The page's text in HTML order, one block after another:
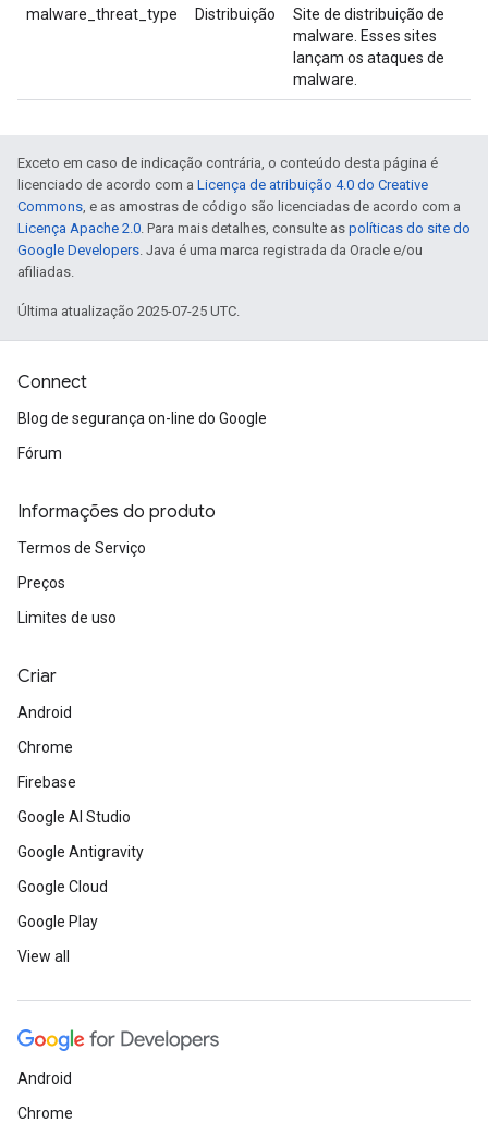
malware_threat_type Distribuição
Site de distribuição de
malware. Esses sites
lançam os ataques de
malware.
Exceto em caso de indicação contrária, o conteúdo desta página é
licenciado de acordo com a Licença de atribuição 4.0 do Creative
Commons, e as amostras de código são licenciadas de acordo com a
Licença Apache 2.0. Para mais detalhes, consulte as políticas do site do
Google Developers. Java é uma marca registrada da Oracle e/ou
afiliadas.
Última atualização 2025-07-25 UTC.
Connect
Blog de segurança on-line do Google
Fórum
Informações do produto
Termos de Serviço
Preços
Limites de uso
Criar
Android
Chrome
Firebase
Google AI Studio
Google Antigravity
Google Cloud
Google Play
View all
Android
Chrome